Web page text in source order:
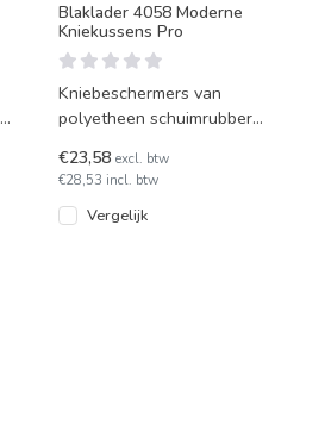
Blaklader 4058 Moderne
Kniekussens Pro
Kniebeschermers van
polyetheen schuimrubber
werkbroek die een goede
pasvorm
€23,58excl. btw
€28,53 incl. btw
Vergelijk